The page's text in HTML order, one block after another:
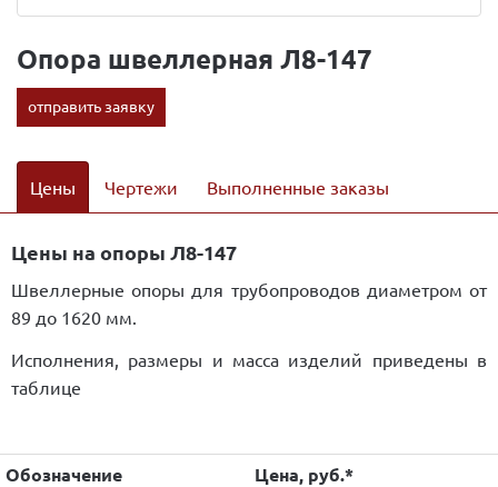
Опора швеллерная Л8-147
отправить заявку
Цены Чертежи Выполненные заказы
Цены на опоры Л8-147
Швеллерные опоры для трубопроводов диаметром от
89 до 1620 мм.
Исполнения, размеры и масса изделий приведены в
таблице
Обозначение Цена, руб.*